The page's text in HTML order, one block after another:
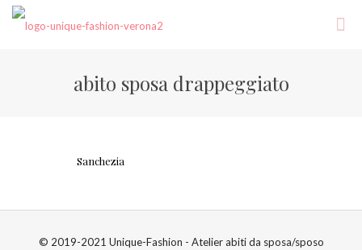
abito sposa drappeggiato
Sanchezia
© 2019-2021 Unique-Fashion - Atelier abiti da sposa/sposo